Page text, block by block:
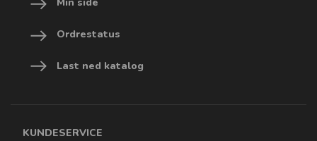
Ordrestatus
Last ned katalog
KUNDESERVICE